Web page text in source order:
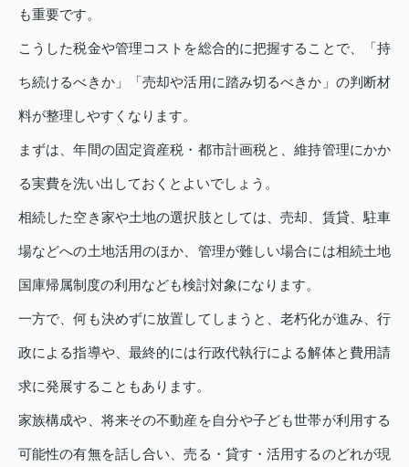
も重要です。
こうした税金や管理コストを総合的に把握することで、「持
ち続けるべきか」「売却や活用に踏み切るべきか」の判断材
料が整理しやすくなります。
まずは、年間の固定資産税・都市計画税と、維持管理にかか
る実費を洗い出しておくとよいでしょう。
相続した空き家や土地の選択肢としては、売却、賃貸、駐車
場などへの土地活用のほか、管理が難しい場合には相続土地
国庫帰属制度の利用なども検討対象になります。
一方で、何も決めずに放置してしまうと、老朽化が進み、行
政による指導や、最終的には行政代執行による解体と費用請
求に発展することもあります。
家族構成や、将来その不動産を自分や子ども世帯が利用する
可能性の有無を話し合い、売る・貸す・活用するのどれが現